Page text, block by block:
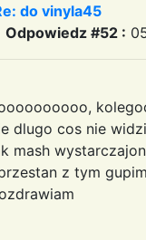
do vinyla45
Odpowiedz #52 :
dlugo cos nie
mash
z tym